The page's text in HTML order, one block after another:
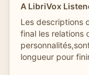
A LibriVox
Les descriptions
final les relations
longueur pour